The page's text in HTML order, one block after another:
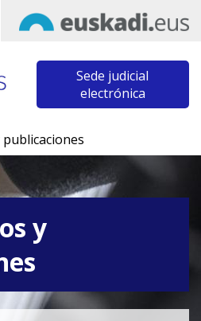
Sede judicial
electrónica
y